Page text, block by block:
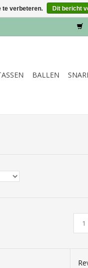
BALLEN
te verbeteren. Dit bericht